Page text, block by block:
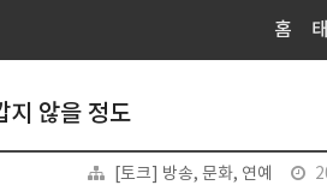
홈
지 않을 정도
[토크] 방송, 문화, 연예